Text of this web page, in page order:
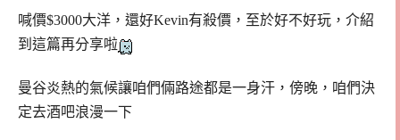
喊價$3000大洋，還好Kevin有殺價，至於好不好玩，介紹
到這篇再分享啦
曼谷炎熱的氣候讓咱們倆路途都是一身汗，傍晚，咱們決
定去酒吧浪漫一下